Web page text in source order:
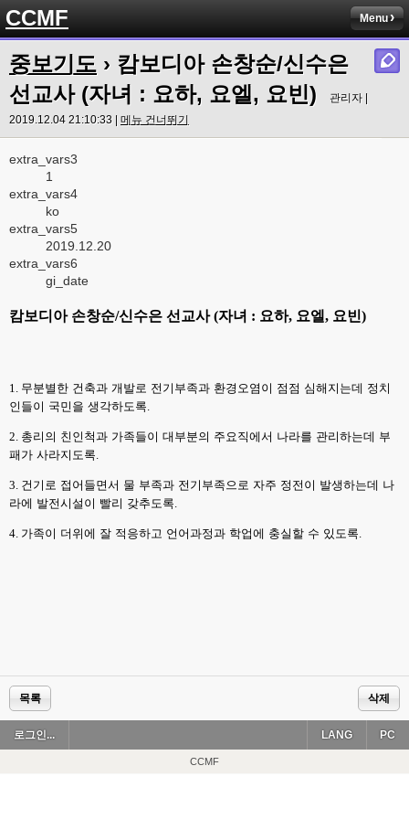
CCMF Menu
중보기도 › 캄보디아 손창순/신수은
선교사 (자녀 : 요하, 요엘, 요빈)
관리자 |
2019.12.04 21:10:33 | 메뉴 건너뛰기
extra_vars3
1
extra_vars4
ko
extra_vars5
2019.12.20
extra_vars6
gi_date
캄보디아 손창순/신수은 선교사(자녀 : 요하, 요엘, 요빈)
1. 무분별한 건축과 개발로 전기부족과 환경오염이 점점 심해지는데 정치
인들이 국민을 생각하도록.
2. 총리의 친인척과 가족들이 대부분의 주요직에서 나라를 관리하는데 부
패가 사라지도록.
3. 건기로 접어들면서 물 부족과 전기부족으로 자주 정전이 발생하는데 나
라에 발전시설이 빨리 갖추도록.
4. 가족이 더위에 잘 적응하고 언어과정과 학업에 충실할 수 있도록.
목록 삭제
로그인... PC
LANG
CCMF